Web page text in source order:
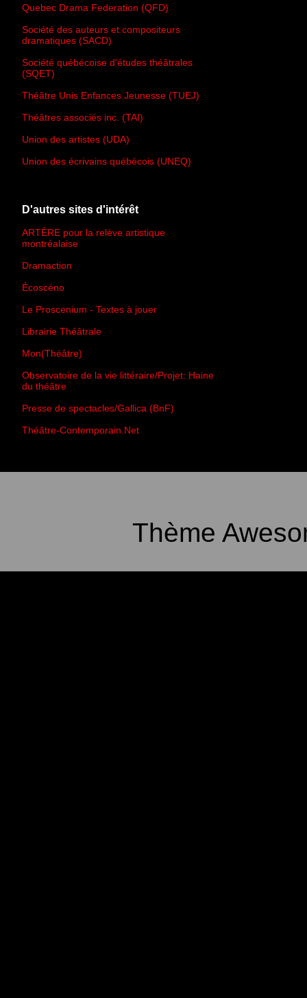
Quebec Drama Federation (QFD)
Société des auteurs et compositeurs
dramatiques (SACD)
Société québécoise d'études théâtrales
(SQET)
Théâtre Unis Enfances Jeunesse (TUEJ)
Théâtres associés inc. (TAI)
Union des artistes (UDA)
Union des écrivains québécois (UNEQ)
D'autres sites d'intérêt
ARTÈRE pour la relève artistique
montréalaise
Dramaction
Écoscéno
Le Proscenium - Textes à jouer
Librairie Théâtrale
Mon(Théâtre)
Observatoire de la vie littéraire/Projet: Haine
du théâtre
Presse de spectacles/Gallica (BnF)
Théâtre-Contemporain.Net
Thème